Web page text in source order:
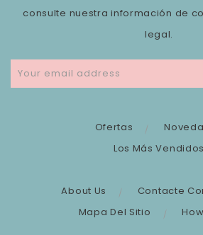
consulte nuestra información de
legal.
Ofertas
Los Más Vendidos
About Us
Contacte
Mapa Del Sitio